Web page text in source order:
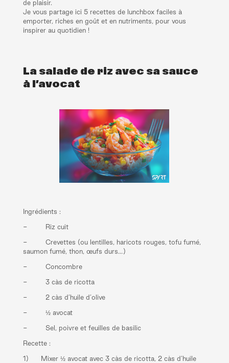
de plaisir.
Je vous partage ici 5 recettes de lunchbox faciles à
emporter, riches en goût et en nutriments, pour vous
inspirer au quotidien !
La salade de riz avec sa sauce
à l’avocat
Ingrédients :
- Riz cuit
- Crevettes (ou lentilles, haricots rouges, tofu fumé,
saumon fumé, thon, œufs durs…)
- Concombre
- 3 càs de ricotta
- 2 càs d’huile d’olive
- ½ avocat
- Sel, poivre et feuilles de basilic
Recette :
1) Mixer ½ avocat avec 3 càs de ricotta, 2 càs d’huile